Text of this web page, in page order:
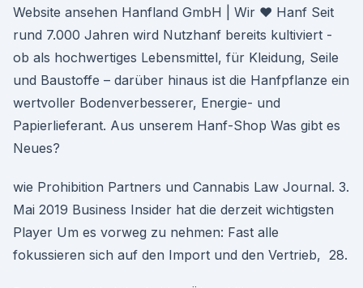
Website ansehen Hanfland GmbH | Wir ♥ Hanf Seit
rund 7.000 Jahren wird Nutzhanf bereits kultiviert -
ob als hochwertiges Lebensmittel, für Kleidung, Seile
und Baustoffe – darüber hinaus ist die Hanfpflanze ein
wertvoller Bodenverbesserer, Energie- und
Papierlieferant. Aus unserem Hanf-Shop Was gibt es
Neues?
wie Prohibition Partners und Cannabis Law Journal. 3.
Mai 2019 Business Insider hat die derzeit wichtigsten
Player Um es vorweg zu nehmen: Fast alle
fokussieren sich auf den Import und den Vertrieb, 28.